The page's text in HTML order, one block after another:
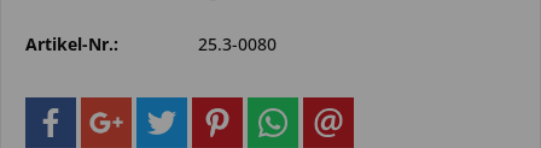
Artikel-Nr.: 25.3-0080